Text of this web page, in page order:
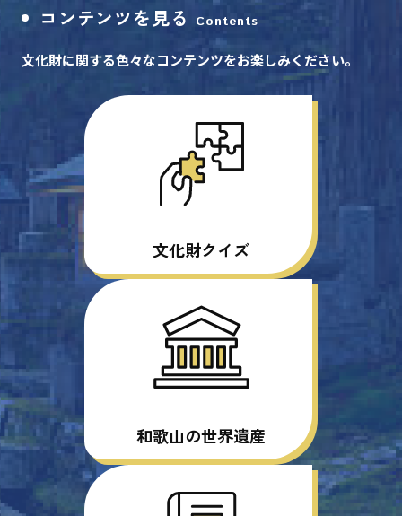
コンテンツを見る Contents
文化財に関する色々なコンテンツをお楽しみください。
文化財クイズ
和歌山の世界遺産